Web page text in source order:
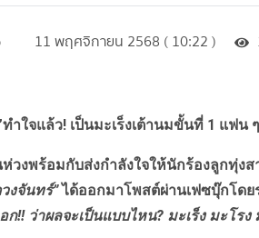
11 พฤศจิกายน 2568 ( 10:22 )
ทำใจแล้ว! เป็นมะเร็งเต้านมขั้นที่ 1 แฟน
งพร้อมกับส่งกำลังใจให้นักร้องลูกทุ่งส
งจันทร์”ได้ออกมาโพสต์ผ่านเฟซบุ๊กโดย
!! ว่าผลจะเป็นแบบไหน? มะเร็ง มะโร